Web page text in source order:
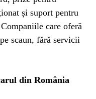
și suport pentru
care oferă
scaun, fără servicii
din România